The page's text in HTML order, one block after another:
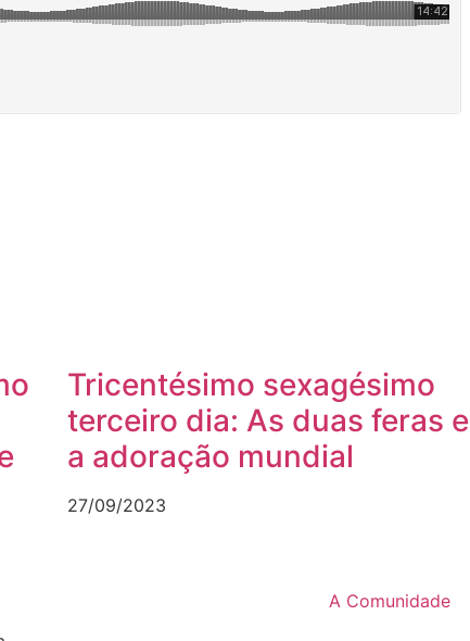
Tricentésimo sexagésimo
terceiro dia: As duas feras e
a adoração mundial
27/09/2023
A Comunidade